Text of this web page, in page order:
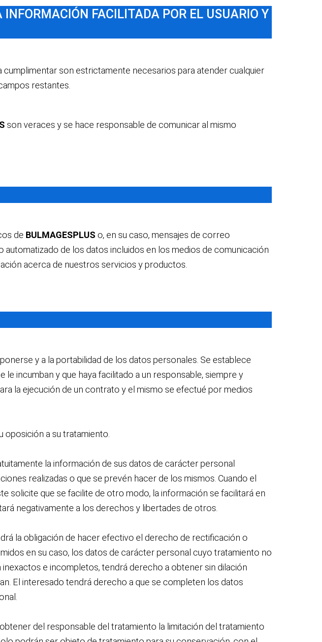
FACILITADA POR EL USUARIO Y
son estrictamente necesarios para atender cualquier
restantes.
son veraces y se hace responsable de comunicar al mismo
de BULMAGESPLUS o, en su caso, mensajes de correo
de los datos incluidos en los medios de comunicación
acerca de nuestros servicios y productos.
y a la portabilidad de los datos personales. Se establece
incumban y que haya facilitado a un responsable, siempre y
la ejecución de un contrato y el mismo se efectué por medios
oposición a su tratamiento.
la información de sus datos de carácter personal
realizadas o que se prevén hacer de los mismos. Cuando el
solicite que se facilite de otro modo, la información se facilitará en
negativamente a los derechos y libertades de otros.
la obligación de hacer efectivo el derecho de rectificación o
en su caso, los datos de carácter personal cuyo tratamiento no
e incompletos, tendrá derecho a obtener sin dilación
El interesado tendrá derecho a que se completen los datos
del responsable del tratamiento la limitación del tratamiento